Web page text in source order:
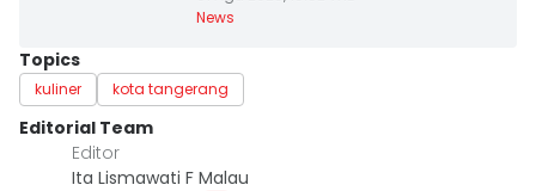
News
Topics
kuliner kota tangerang
Editorial Team
Editor
Ita Lismawati F Malau